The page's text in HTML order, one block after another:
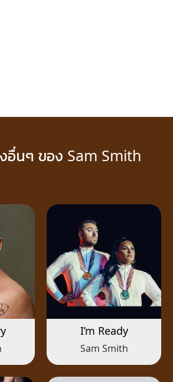
อื่นๆ ของ Sam Smith
I’m Ready
Sam Smith